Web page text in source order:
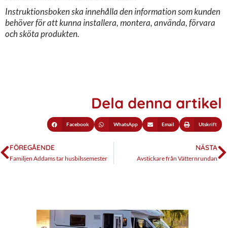
Instruktionsboken ska innehålla den information som kunden
behöver för att kunna installera, montera, använda, förvara
och sköta produkten.
Dela denna artikel
Facebook WhatsApp Email Utskrift
FÖREGÅENDE
Familjen Addams tar husbilssemester
NÄSTA
Avstickare från Vätternrundan